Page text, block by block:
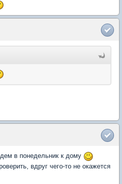
в понедельник к дому
вдруг чего-то не окажется